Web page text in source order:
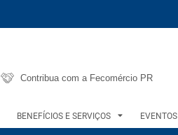
Contribua com a Fecomércio PR
BENEFÍCIOS E SERVIÇOS EVENTOS